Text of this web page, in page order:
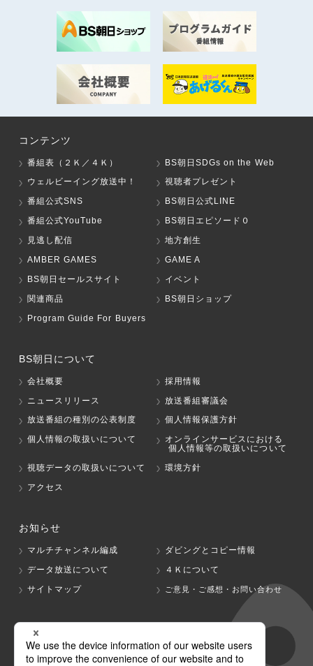
コンテンツ
番組表（２Ｋ／４Ｋ）
BS朝日SDGs on the Web
ウェルビーイング放送中！
視聴者プレゼント
番組公式SNS
BS朝日公式LINE
番組公式YouTube
BS朝日エピソード０
見逃し配信
地方創生
AMBER GAMES
GAME A
BS朝日セールスサイト
イベント
関連商品
BS朝日ショップ
Program Guide For Buyers
BS朝日について
会社概要
採用情報
ニュースリリース
放送番組審議会
放送番組の種別の公表制度
個人情報保護方針
個人情報の取扱いについて
オンラインサービスにおける
個人情報等の取扱いについて
視聴データの取扱いについて
環境方針
アクセス
お知らせ
マルチチャンネル編成
ダビングとコピー情報
データ放送について
４Ｋについて
サイトマップ
ご意見・ご感想・お問い合わせ
グループ会社
テレビ朝日 テレ朝チャンネル